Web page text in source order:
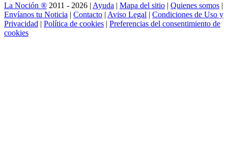
La Noción ® 2011 - 2026 | Ayuda | Mapa del sitio | Quienes somos |
Envíanos tu Noticia | Contacto | Aviso Legal | Condiciones de Uso y
Privacidad | Política de cookies | Preferencias del consentimiento de
cookies